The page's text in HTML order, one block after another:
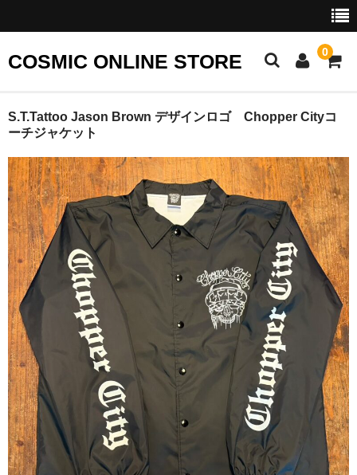
COSMIC ONLINE STORE 0
TOP
WEAR
T-SHIRT
CAP
STICKER
PARTS
HANDLE
BODY
CONTROL
S.T.Tattoo Jason Brown デザインロゴ Chopper Cityコ
ーチジャケット